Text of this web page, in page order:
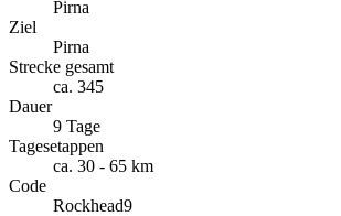
Pirna
Ziel
Pirna
Strecke gesamt
ca. 345
Dauer
9 Tage
Tagesetappen
ca. 30 - 65 km
Code
Rockhead9